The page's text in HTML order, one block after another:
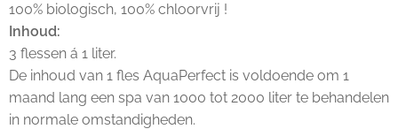
100% biologisch, 100% chloorvrij !
Inhoud:
3 flessen á 1 liter.
De inhoud van 1 fles AquaPerfect is voldoende om 1
maand lang een spa van 1000 tot 2000 liter te behandelen
in normale omstandigheden.